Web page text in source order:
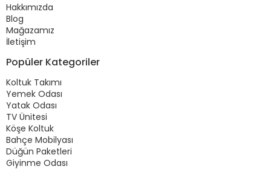
Hakkımızda
Blog
Mağazamız
İletişim
Popüler Kategoriler
Koltuk Takımı
Yemek Odası
Yatak Odası
TV Ünitesi
Köşe Koltuk
Bahçe Mobilyası
Düğün Paketleri
Giyinme Odası